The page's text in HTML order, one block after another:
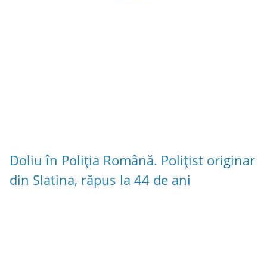
Doliu în Poliția Română. Polițist originar
din Slatina, răpus la 44 de ani